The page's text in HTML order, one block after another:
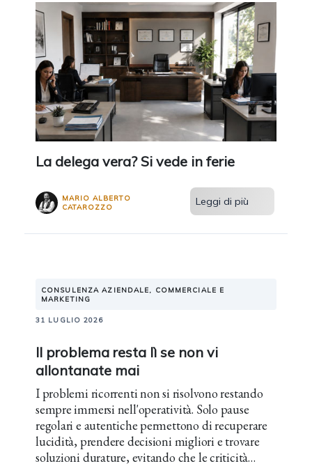
La delega vera? Si vede in ferie
MARIO ALBERTO
CATAROZZO
Leggi di più
CONSULENZA AZIENDALE, COMMERCIALE E
MARKETING
31 LUGLIO 2026
Il problema resta lì se non vi
allontanate mai
I problemi ricorrenti non si risolvono restando
sempre immersi nell'operatività. Solo pause
regolari e autentiche permettono di recuperare
lucidità, prendere decisioni migliori e trovare
soluzioni durature, evitando che le criticità